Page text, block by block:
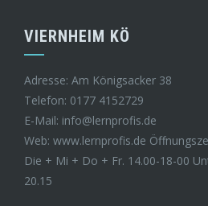
VIERNHEIM KÖ
Adresse: Am Königsacker 38
Telefon: 0177 4152729
E-Mail: info@lernprofis.de
Web: www.lernprofis.de
Die + Mi + Do + Fr. 14.00-18-00
20.15